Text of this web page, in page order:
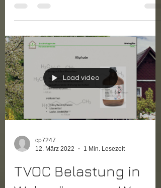
des Strahlenschutzgesetzes (StrlSchG),
Load video
cp7247
12. März 2022
1 Min. Lesezeit